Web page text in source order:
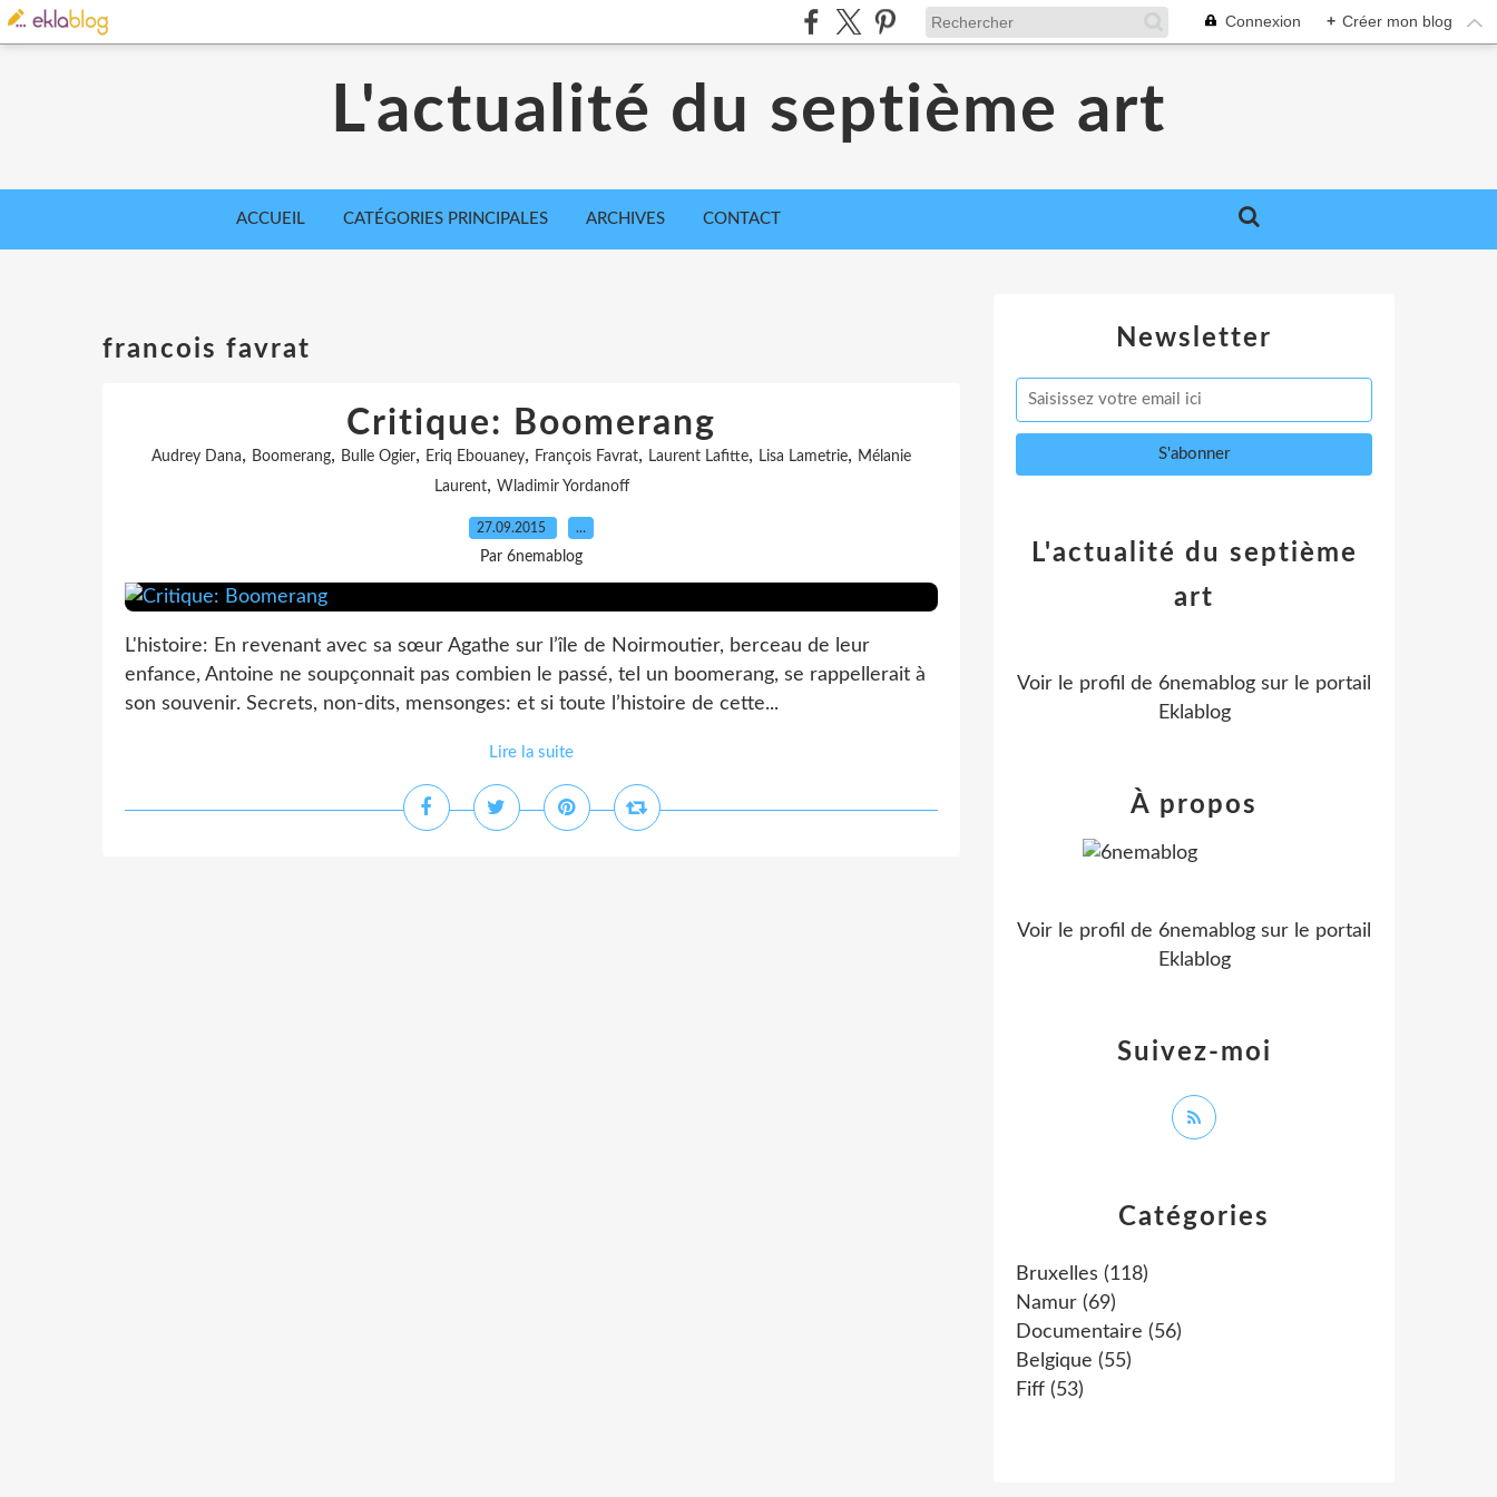
Connexion + Créer mon blog
L'actualité du septième art
ACCUEIL CATÉGORIES PRINCIPALES ARCHIVES CONTACT
francois favrat
Critique: Boomerang
Audrey Dana, Boomerang, Bulle Ogier, Eriq Ebouaney, François Favrat, Laurent Lafitte, Lisa Lametrie, Mélanie
Laurent, Wladimir Yordanoff
27.09.2015 …
Par 6nemablog
L'histoire: En revenant avec sa sœur Agathe sur l’île de Noirmoutier, berceau de leur
enfance, Antoine ne soupçonnait pas combien le passé, tel un boomerang, se rappellerait à
son souvenir. Secrets, non-dits, mensonges: et si toute l’histoire de cette...
Lire la suite
Newsletter
Catégories
Bruxelles (118)
Namur (69)
Documentaire (56)
Belgique (55)
Fiff (53)
L'actualité du septième
art
Voir le profil de 6nemablog sur le portail
Eklablog
Suivez-moi
À propos
Voir le profil de 6nemablog sur le portail
Eklablog